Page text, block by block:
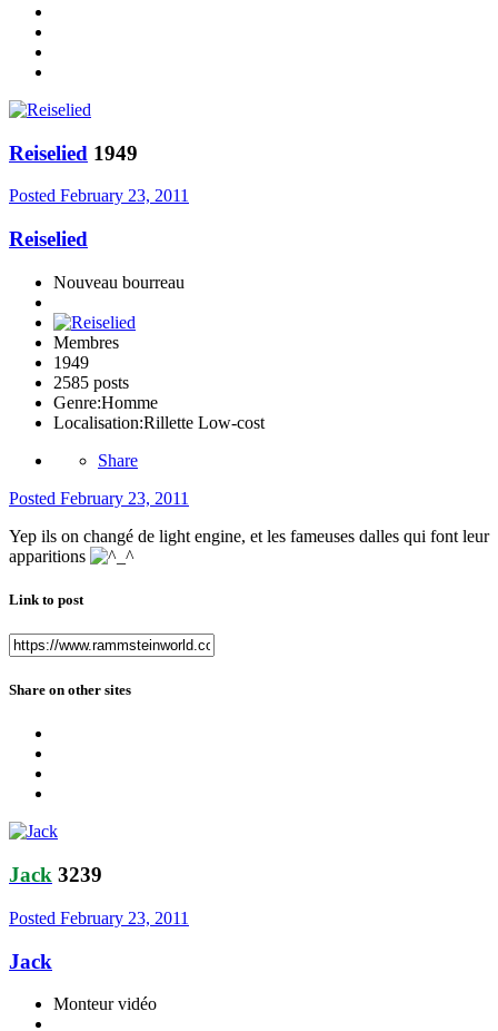
Reiselied 1949
Posted February 23, 2011
Reiselied
Nouveau bourreau
Membres
1949
2585 posts
Genre:Homme
Localisation:Rillette Low-cost
Share
Posted February 23, 2011
Yep ils on changé de light engine, et les fameuses dalles qui font leur
apparitions
Link to post
Share on other sites
Jack 3239
Posted February 23, 2011
Jack
Monteur vidéo